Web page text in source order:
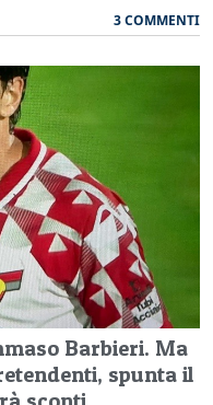
3 COMMENTI
Barbieri. Ma
spunta il